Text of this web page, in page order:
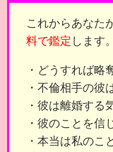
これからあなた
料で鑑定 します。
・どうすれば略
・不倫相手の彼
・彼は離婚する
・彼のことを信
・本当は私のこ